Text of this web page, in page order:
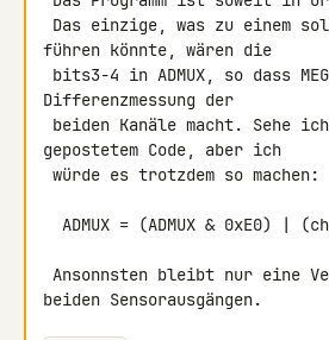
führen könnte, wären die
Differenzmessung der
gepostetem Code, aber ich
beiden Sensorausgängen.